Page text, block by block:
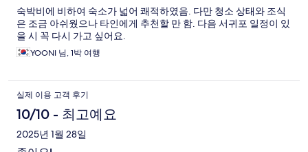
숙박비에 비하여 숙소가 넓어 쾌적하였음. 다만 청소 상태와 조식
은 조금 아쉬웠으나 타인에게 추천할 만 함. 다음 서귀포 일정이 있
을 시 꼭 다시 가고 싶어요.
YOONI 님, 1박 여행
실제 이용 고객 후기
10/10 - 최고예요
2025년 1월 28일